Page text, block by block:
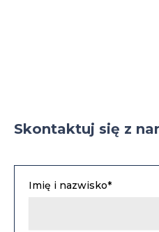
Skontaktuj się z
Imię i nazwisko*